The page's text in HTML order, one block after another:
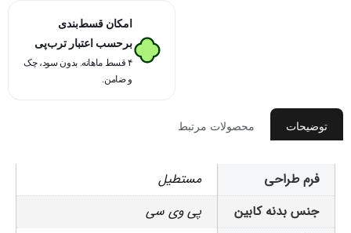
امکان قسط‌بندی
برحسب اعتبار ترب‌پی
۴ قسط ماهانه. بدون سود، چک
و ضامن.
توضیحات محصولات مرتبط
فرم طراحی
مستطیل
جنس بدنه کابین
پی وی سی